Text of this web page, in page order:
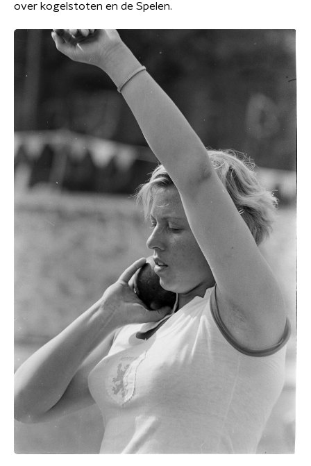
over kogelstoten en de Spelen.